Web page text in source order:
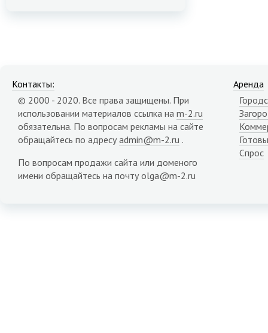
Контакты:
© 2000 - 2020. Все права защищены. При
использовании материалов ссылка на m-2.ru
обязательна. По вопросам рекламы на сайте
обращайтесь по адресу admin@m-2.ru .
По вопросам продажи сайта или доменого
имени обращайтесь на почту olga@m-2.ru
Аренда
Спрос